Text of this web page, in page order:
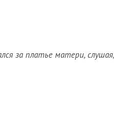
за платье матери,